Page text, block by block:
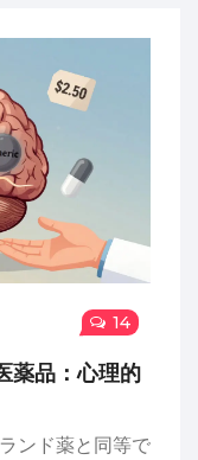
14
薬品：心理的
ンド薬と同等で